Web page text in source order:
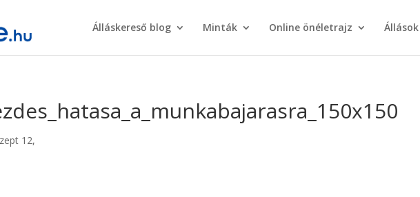
Álláskereső blog Minták Online önéletrajz Állások
12,